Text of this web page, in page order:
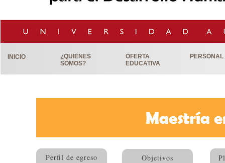
INICIO
¿QUIENES
SOMOS?
OFERTA
EDUCATIVA
PERSONAL
Perfil de egreso Objetivos